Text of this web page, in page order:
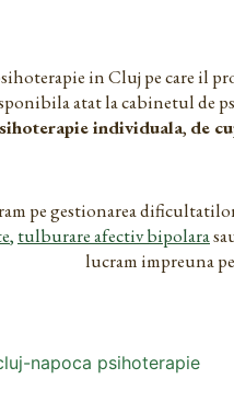
in Cluj pe care il
atat la cabinetul de
individuala, de
pe gestionarea
, tulburare afectiv bipolara
lucram impreuna